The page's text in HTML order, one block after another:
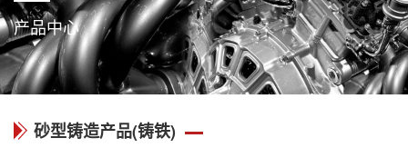
产品中心
砂型铸造产品(铸铁)